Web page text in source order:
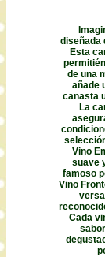
diseñada
Esta
de una
añade
canasta
La
Vino
suave
famoso
Vino
Cada